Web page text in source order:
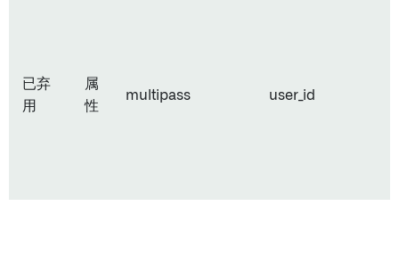
已弃
用
属
性
multipass user_id